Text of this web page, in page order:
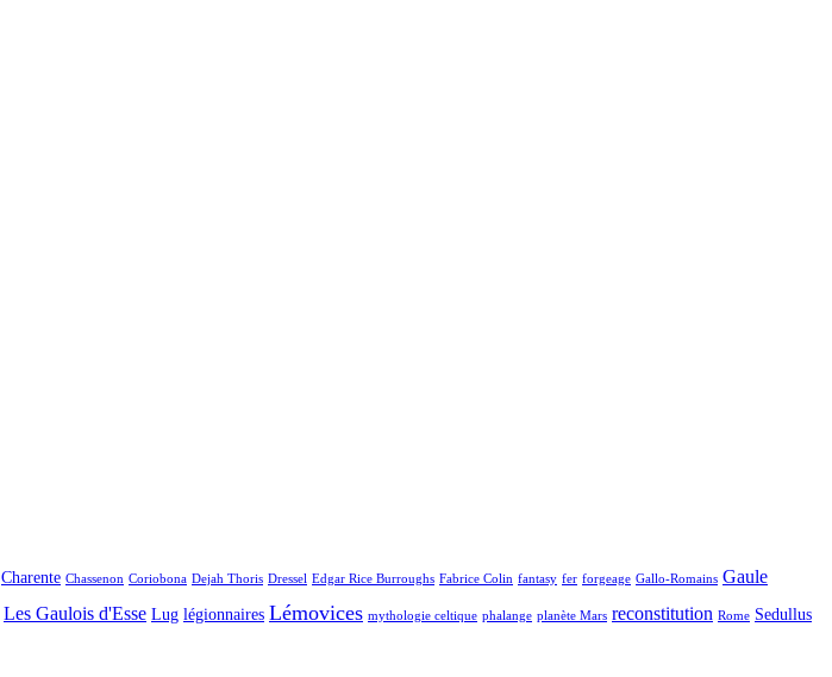
Charente Chassenon Coriobona Dejah Thoris Dressel Edgar Rice Burroughs Fabrice Colin fantasy fer forgeage Gallo-Romains Gaule
Les Gaulois d'Esse Lug légionnaires Lémovices mythologie celtique phalange planète Mars reconstitution Rome Sedullus